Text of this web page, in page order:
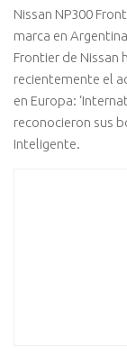
Nissan NP300
marca en
Frontier de Nissan
recientemente el
en Europa:
reconocieron sus
Inteligente.